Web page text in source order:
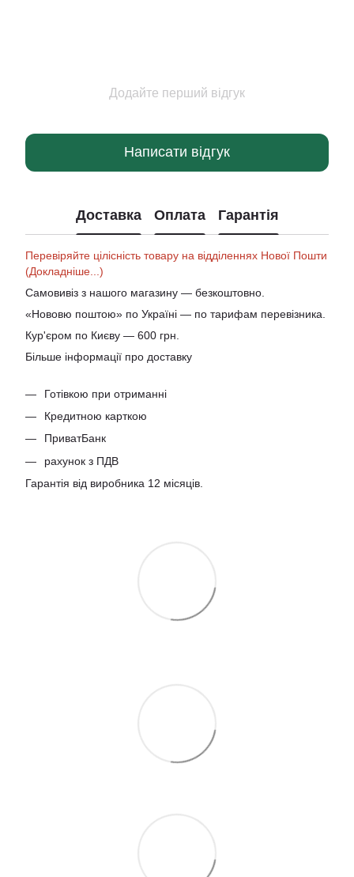
Додайте перший відгук
Написати відгук
Доставка Оплата Гарантія
Перевіряйте цілісність товару на відділеннях Нової Пошти
(Докладніше...)
Самовивіз з нашого магазину — безкоштовно.
«Нововю поштою» по Україні — по тарифам перевізника.
Кур'єром по Києву — 600 грн.
Більше інформації про доставку
Готівкою при отриманні
Кредитною карткою
ПриватБанк
рахунок з ПДВ
Гарантія від виробника 12 місяців.